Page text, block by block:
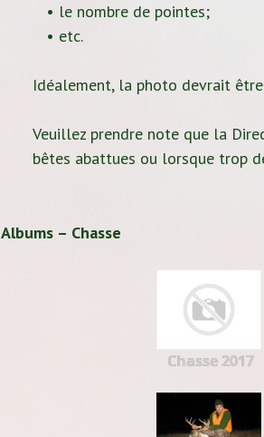
• le nombre de pointes;
• etc.
Idéalement, la photo devrait
Veuillez prendre note que la
bêtes abattues ou lorsque trop
Albums – Chasse
Chasse 2017